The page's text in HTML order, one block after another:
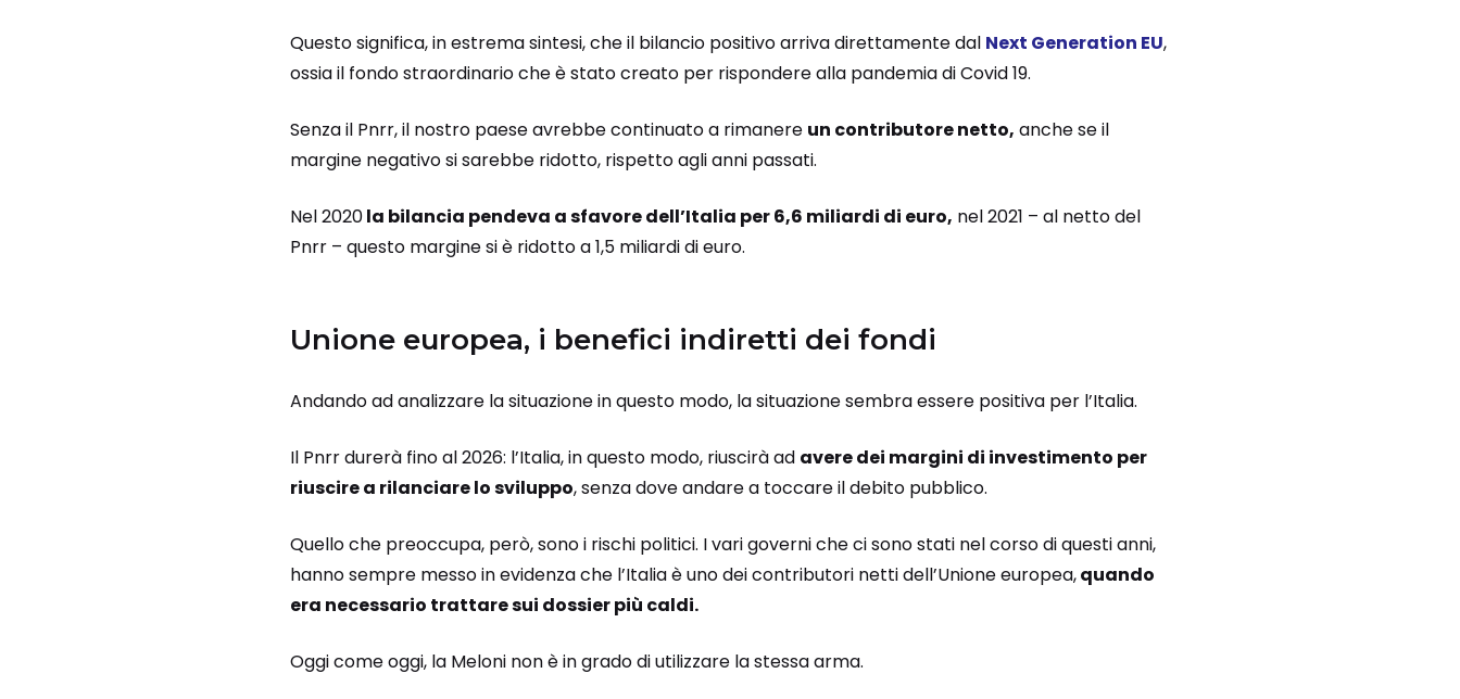
Questo significa, in estrema sintesi, che il bilancio positivo arriva direttamente dal Next Generation EU,
ossia il fondo straordinario che è stato creato per rispondere alla pandemia di Covid 19.
Senza il Pnrr, il nostro paese avrebbe continuato a rimanere un contributore netto, anche se il
margine negativo si sarebbe ridotto, rispetto agli anni passati.
Nel 2020la bilancia pendeva a sfavore dell’Italia per 6,6 miliardi di euro, nel 2021 – al netto del
Pnrr – questo margine si è ridotto a 1,5 miliardi di euro.
Unione europea, i benefici indiretti dei fondi
Andando ad analizzare la situazione in questo modo, la situazione sembra essere positiva per l’Italia.
Il Pnrr durerà fino al 2026: l’Italia, in questo modo, riuscirà ad avere dei margini di investimento per
riuscire a rilanciare lo sviluppo, senza dove andare a toccare il debito pubblico.
Quello che preoccupa, però, sono i rischi politici. I vari governi che ci sono stati nel corso di questi anni,
hanno sempre messo in evidenza che l’Italia è uno dei contributori netti dell’Unione europea,quando
era necessario trattare sui dossier più caldi.
Oggi come oggi, la Meloni non è in grado di utilizzare la stessa arma.